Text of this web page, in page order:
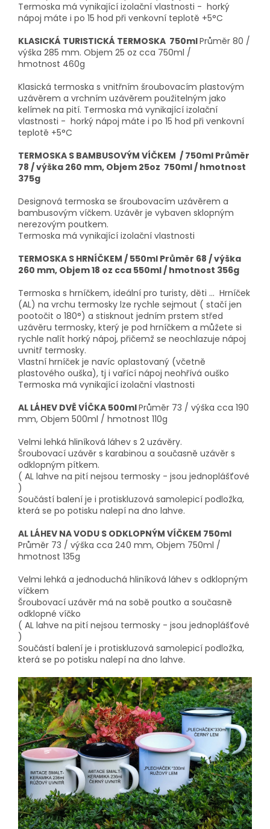
Termoska má vynikající izolační vlastnosti - horký
nápoj máte i po 15 hod při venkovní teplotě +5°C
KLASICKÁ TURISTICKÁ TERMOSKA 750mlPrůměr 80 /
výška 285 mm. Objem 25 oz cca 750ml /
hmotnost 460g
Klasická termoska s vnitřním šroubovacím plastovým
uzávěrem a vrchním uzávěrem použitelným jako
kelímek na pití. Termoska má vynikající izolační
vlastnosti - horký nápoj máte i po 15 hod při venkovní
teplotě +5°C
TERMOSKA S BAMBUSOVÝM VÍČKEM / 750ml Průměr
78 / výška 260 mm, Objem 25oz 750ml / hmotnost
375g
Designová termoska se šroubovacím uzávěrem a
bambusovým víčkem. Uzávěr je vybaven sklopným
nerezovým poutkem.
Termoska má vynikající izolační vlastnosti
TERMOSKA S HRNÍČKEM / 550ml Průměr 68 / výška
260 mm, Objem 18 oz cca 550ml / hmotnost 356g
Termoska s hrníčkem, ideální pro turisty, děti ... Hrníček
(AL) na vrchu termosky lze rychle sejmout ( stačí jen
pootočit o 180°) a stisknout jedním prstem střed
uzávěru termosky, který je pod hrníčkem a můžete si
rychle nalít horký nápoj, přičemž se neochlazuje nápoj
uvnitř termosky.
Vlastní hrníček je navíc oplastovaný (včetně
plastového ouška), tj i vařící nápoj neohřívá ouško
Termoska má vynikající izolační vlastnosti
AL LÁHEV DVĚ VÍČKA 500mlPrůměr 73 / výška cca 190
mm, Objem 500ml / hmotnost 110g
Velmi lehká hliníková láhev s 2 uzávěry.
Šroubovací uzávěr s karabinou a současně uzávěr s
odklopným pítkem.
( AL lahve na pití nejsou termosky - jsou jednoplášťové
)
Součástí balení je i protiskluzová samolepicí podložka,
která se po potisku nalepí na dno lahve.
AL LÁHEV NA VODU S ODKLOPNÝM VÍČKEM 750ml
Průměr 73 / výška cca 240 mm, Objem 750ml /
hmotnost 135g
Velmi lehká a jednoduchá hliníková láhev s odklopným
víčkem
Šroubovací uzávěr má na sobě poutko a současně
odklopné víčko
( AL lahve na pití nejsou termosky - jsou jednoplášťové
)
Součástí balení je i protiskluzová samolepicí podložka,
která se po potisku nalepí na dno lahve.